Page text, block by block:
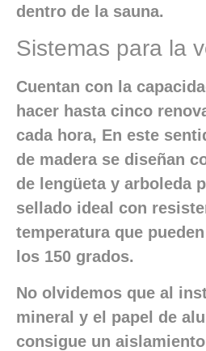
dentro de la sauna.
Sistemas para la
Cuentan con la
hacer hasta cinco
cada hora, En este
de madera se diseñan
de lengüeta y arboleda
sellado ideal con
temperatura que
los 150 grados.
No olvidemos que al
mineral y el papel de
consigue un